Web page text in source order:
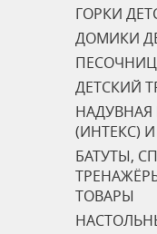
ГОРКИ
ДОМИКИ
ДЕТСКИЙ
НАДУВНАЯ
(ИНТЕКС) И
БАТУТЫ,
ТОВАРЫ